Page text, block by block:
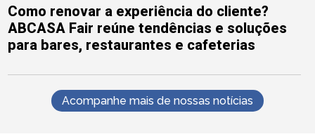
Como renovar a experiência do cliente?
ABCASA Fair reúne tendências e soluções
para bares, restaurantes e cafeterias
Acompanhe mais de nossas notícias